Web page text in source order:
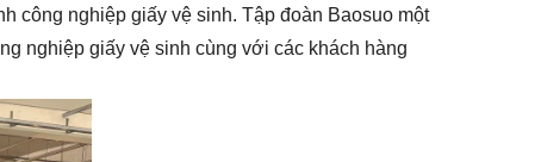
công nghiệp giấy vệ sinh. Tập đoàn Baosuo một
nghiệp giấy vệ sinh cùng với các khách hàng